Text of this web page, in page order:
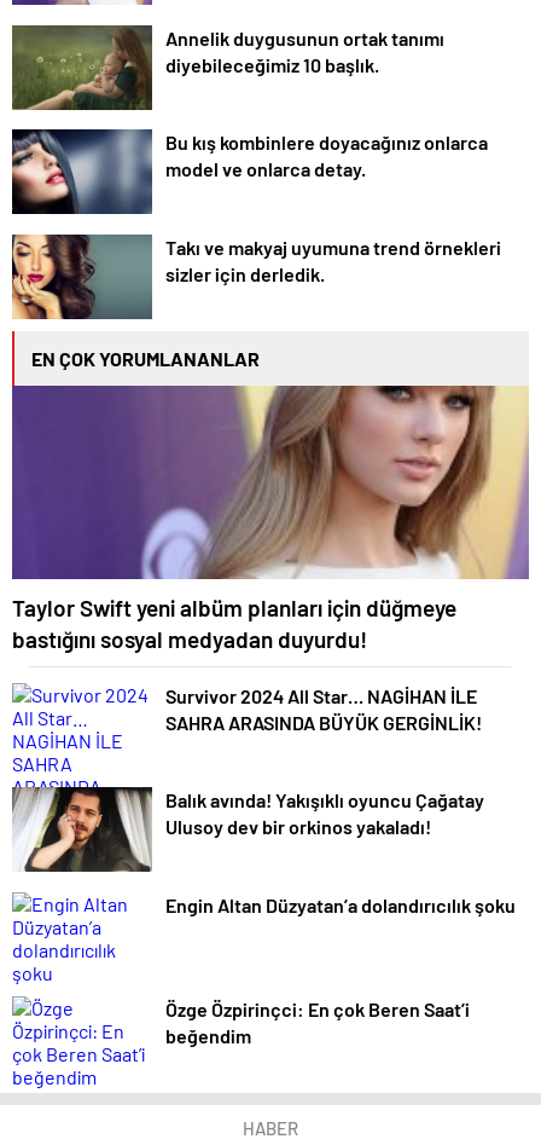
Annelik duygusunun ortak tanımı
diyebileceğimiz 10 başlık.
Bu kış kombinlere doyacağınız onlarca
model ve onlarca detay.
Takı ve makyaj uyumuna trend örnekleri
sizler için derledik.
EN ÇOK YORUMLANANLAR
Taylor Swift yeni albüm planları için düğmeye
bastığını sosyal medyadan duyurdu!
Survivor 2024 All Star… NAGİHAN İLE
SAHRA ARASINDA BÜYÜK GERGİNLİK!
Balık avında! Yakışıklı oyuncu Çağatay
Ulusoy dev bir orkinos yakaladı!
Engin Altan Düzyatan’a dolandırıcılık şoku
Özge Özpirinçci: En çok Beren Saat’i
beğendim
HABER